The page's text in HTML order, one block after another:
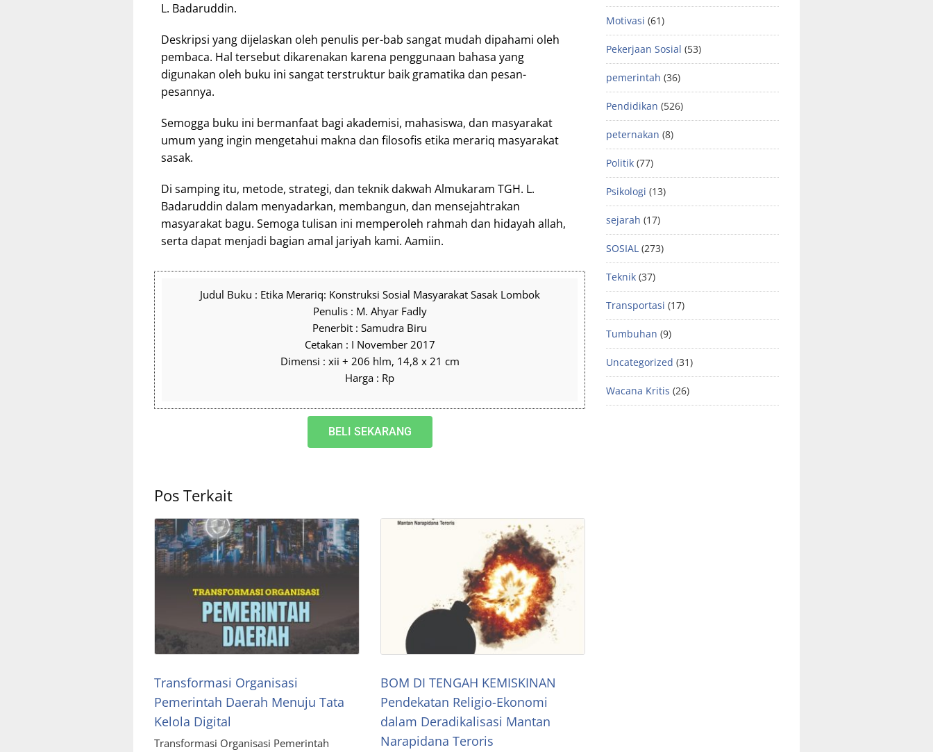
L. Badaruddin.
Deskripsi yang dijelaskan oleh penulis per-bab sangat mudah dipahami oleh
pembaca. Hal tersebut dikarenakan karena penggunaan bahasa yang
digunakan oleh buku ini sangat terstruktur baik gramatika dan pesan-
pesannya.
Semogga buku ini bermanfaat bagi akademisi, mahasiswa, dan masyarakat
umum yang ingin mengetahui makna dan filosofis etika merariq masyarakat
sasak.
Di samping itu, metode, strategi, dan teknik dakwah Almukaram TGH. L.
Badaruddin dalam menyadarkan, membangun, dan mensejahtrakan
masyarakat bagu. Semoga tulisan ini memperoleh rahmah dan hidayah allah,
serta dapat menjadi bagian amal jariyah kami. Aamiin.
Judul Buku : Etika Merariq: Konstruksi Sosial Masyarakat Sasak Lombok
Penulis : M. Ahyar Fadly
Penerbit : Samudra Biru
Cetakan : I November 2017
Dimensi : xii + 206 hlm, 14,8 x 21 cm
Harga : Rp
BELI SEKARANG
Pos Terkait
Transformasi Organisasi
Pemerintah Daerah Menuju Tata
Kelola Digital
Transformasi Organisasi Pemerintah
BOM DI TENGAH KEMISKINAN
Pendekatan Religio-Ekonomi
dalam Deradikalisasi Mantan
Narapidana Teroris
Motivasi (61)
Pekerjaan Sosial (53)
pemerintah (36)
Pendidikan (526)
peternakan (8)
Politik (77)
Psikologi (13)
sejarah (17)
SOSIAL (273)
Teknik (37)
Transportasi (17)
Tumbuhan (9)
Uncategorized (31)
Wacana Kritis (26)